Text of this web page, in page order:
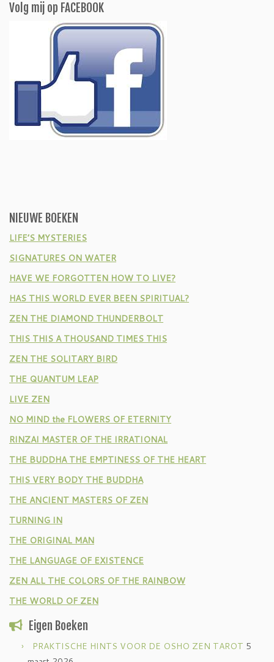
Volg mij op FACEBOOK
NIEUWE BOEKEN
LIFE’S MYSTERIES
SIGNATURES ON WATER
HAVE WE FORGOTTEN HOW TO LIVE?
HAS THIS WORLD EVER BEEN SPIRITUAL?
ZEN THE DIAMOND THUNDERBOLT
THIS THIS A THOUSAND TIMES THIS
ZEN THE SOLITARY BIRD
THE QUANTUM LEAP
LIVE ZEN
NO MIND the FLOWERS OF ETERNITY
RINZAI MASTER OF THE IRRATIONAL
THE BUDDHA THE EMPTINESS OF THE HEART
THIS VERY BODY THE BUDDHA
THE ANCIENT MASTERS OF ZEN
TURNING IN
THE ORIGINAL MAN
THE LANGUAGE OF EXISTENCE
ZEN ALL THE COLORS OF THE RAINBOW
THE WORLD OF ZEN
Eigen Boeken
PRAKTISCHE HINTS VOOR DE OSHO ZEN TAROT 5